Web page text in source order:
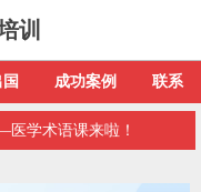
训
国 成功案例 联系
学术语课来啦！